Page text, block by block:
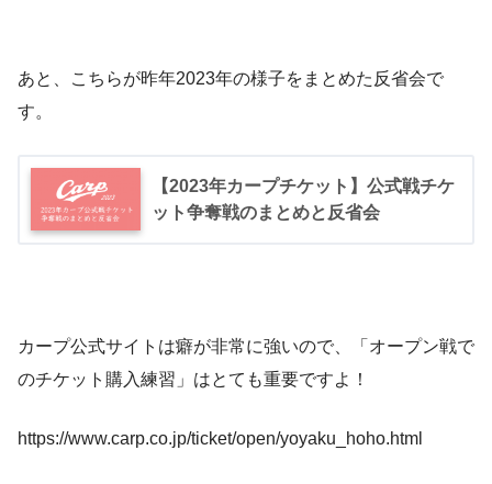
あと、こちらが昨年2023年の様子をまとめた反省会で
す。
【2023年カープチケット】公式戦チケ
ット争奪戦のまとめと反省会
カープ公式サイトは癖が非常に強いので、「オープン戦で
のチケット購入練習」はとても重要ですよ！
https://www.carp.co.jp/ticket/open/yoyaku_hoho.html